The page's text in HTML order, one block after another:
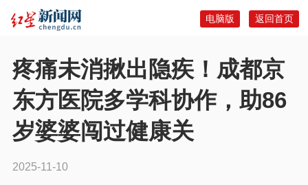
返回首页
电脑版
疼痛未消揪出隐疾！成都京
东方医院多学科协作，助86
岁婆婆闯过健康关
2025-11-10